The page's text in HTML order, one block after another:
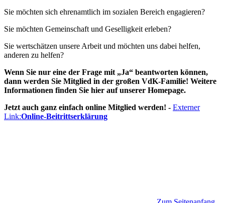
Sie möchten sich ehrenamtlich im sozialen Bereich engagieren?
Sie möchten Gemeinschaft und Geselligkeit erleben?
Sie wertschätzen unsere Arbeit und möchten uns dabei helfen,
anderen zu helfen?
Wenn Sie nur eine der Frage mit „Ja“ beantworten können,
dann werden Sie Mitglied in der großen VdK-Familie! Weitere
Informationen finden Sie hier auf unserer Homepage.
Jetzt auch ganz einfach online Mitglied werden! - Externer
Link:Online-Beitrittserklärung